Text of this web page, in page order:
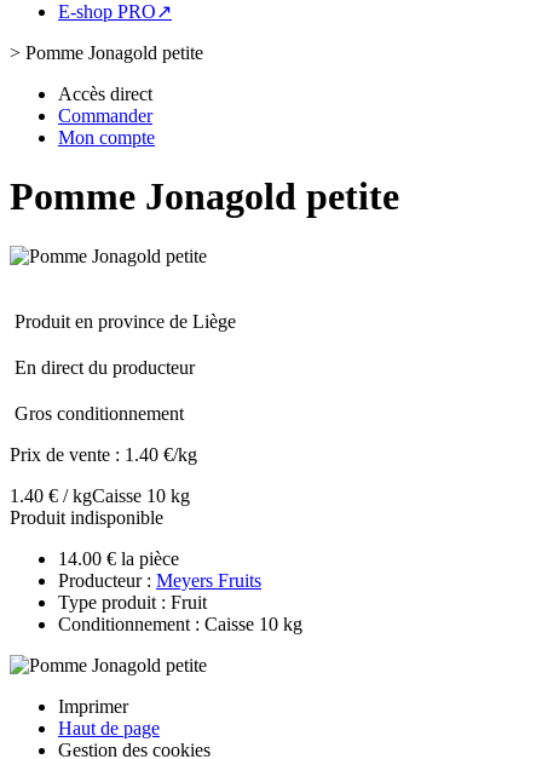
E-shop PRO↗
> Pomme Jonagold petite
Accès direct
Commander
Mon compte
Pomme Jonagold petite
Produit en province de Liège
En direct du producteur
Gros conditionnement
Prix de vente : 1.40 €/kg
1.40 € / kgCaisse 10 kg
Produit indisponible
14.00 € la pièce
Producteur : Meyers Fruits
Type produit : Fruit
Conditionnement : Caisse 10 kg
Imprimer
Haut de page
Gestion des cookies